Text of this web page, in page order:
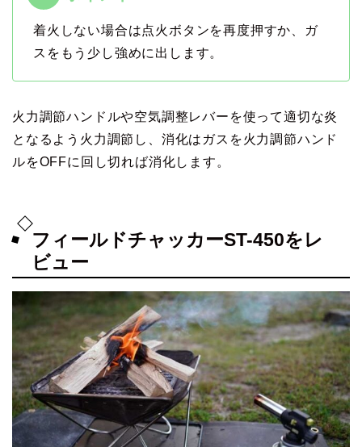
着火しない場合は点火ボタンを再度押すか、ガ
スをもう少し強めに出します。
火力調節ハンドルや空気調整レバーを使って適切な炎
となるよう火力調節し、消化はガスを火力調節ハンド
ルをOFFに回し切れば消化します。
フィールドチャッカーST-450をレ
ビュー